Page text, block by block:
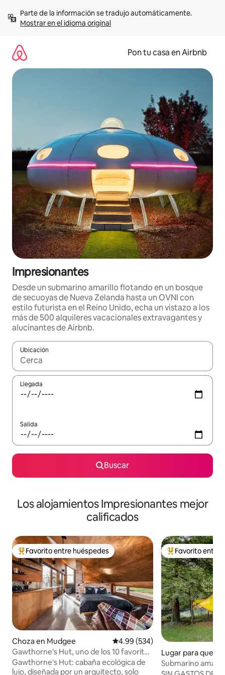
contenidoMostrar en el idioma original
Pon tu casa en Airbnb
Impresionantes
Desde un submarino amarillo flotando en un bosque
de secuoyas de Nueva Zelanda hasta un OVNI con
estilo futurista en el Reino Unido, echa un vistazo a los
más de 500 alquileres vacacionales extravagantes y
alucinantes de Airbnb.
Ubicación
Cuando los resultados estén disponibles, navega con las
Llegada
Salida
Buscar
Los alojamientos Impresionantes mejor
calificados
Favorito entre huéspedes preferido
Favorito entre huéspedes
Choza en Mudgee Calificación promedio: 4.99 de
4.99 (534)
Gawthorne's Hut, uno de los 10 favoritos
del MUNDO.
Gawthorne's Hut: cabaña ecológica de
lujo, diseñada por un arquitecto, solo
Favorito entre
Favorito entre
Lugar para
rton
Submarino